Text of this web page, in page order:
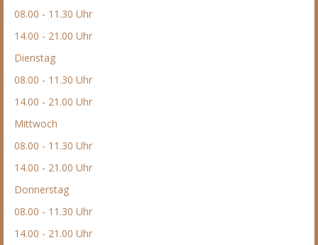
08.00 - 11.30 Uhr
14.00 - 21.00 Uhr
Dienstag
08.00 - 11.30 Uhr
14.00 - 21.00 Uhr
Mittwoch
08.00 - 11.30 Uhr
14.00 - 21.00 Uhr
Donnerstag
08.00 - 11.30 Uhr
14.00 - 21.00 Uhr